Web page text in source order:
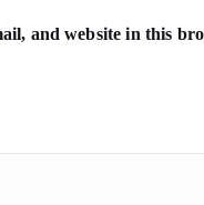
and website in this